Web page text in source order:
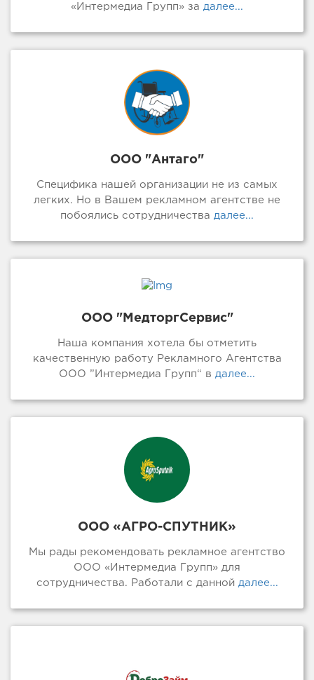
«Интермедиа Групп» за далее...
ООО "Антаго"
Специфика нашей организации не из самых
легких. Но в Вашем рекламном агентстве не
побоялись сотрудничества далее...
ООО "МедторгСервис"
Наша компания хотела бы отметить
качественную работу Рекламного Агентства
ООО ”Интермедиа Групп“ в далее...
ООО «АГРО-СПУТНИК»
Мы рады рекомендовать рекламное агентство
ООО «Интермедиа Групп» для
сотрудничества. Работали с даннойдалее...